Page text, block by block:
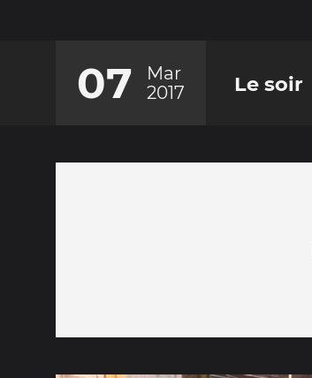
07
Mar
2017
Le soir